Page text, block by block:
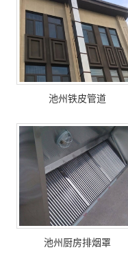
池州铁皮管道
池州厨房排烟罩